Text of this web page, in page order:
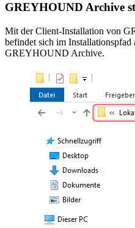
GREYHOUND Archive
Mit der Client-Installation von
befindet sich im Installationspfad
GREYHOUND Archive.